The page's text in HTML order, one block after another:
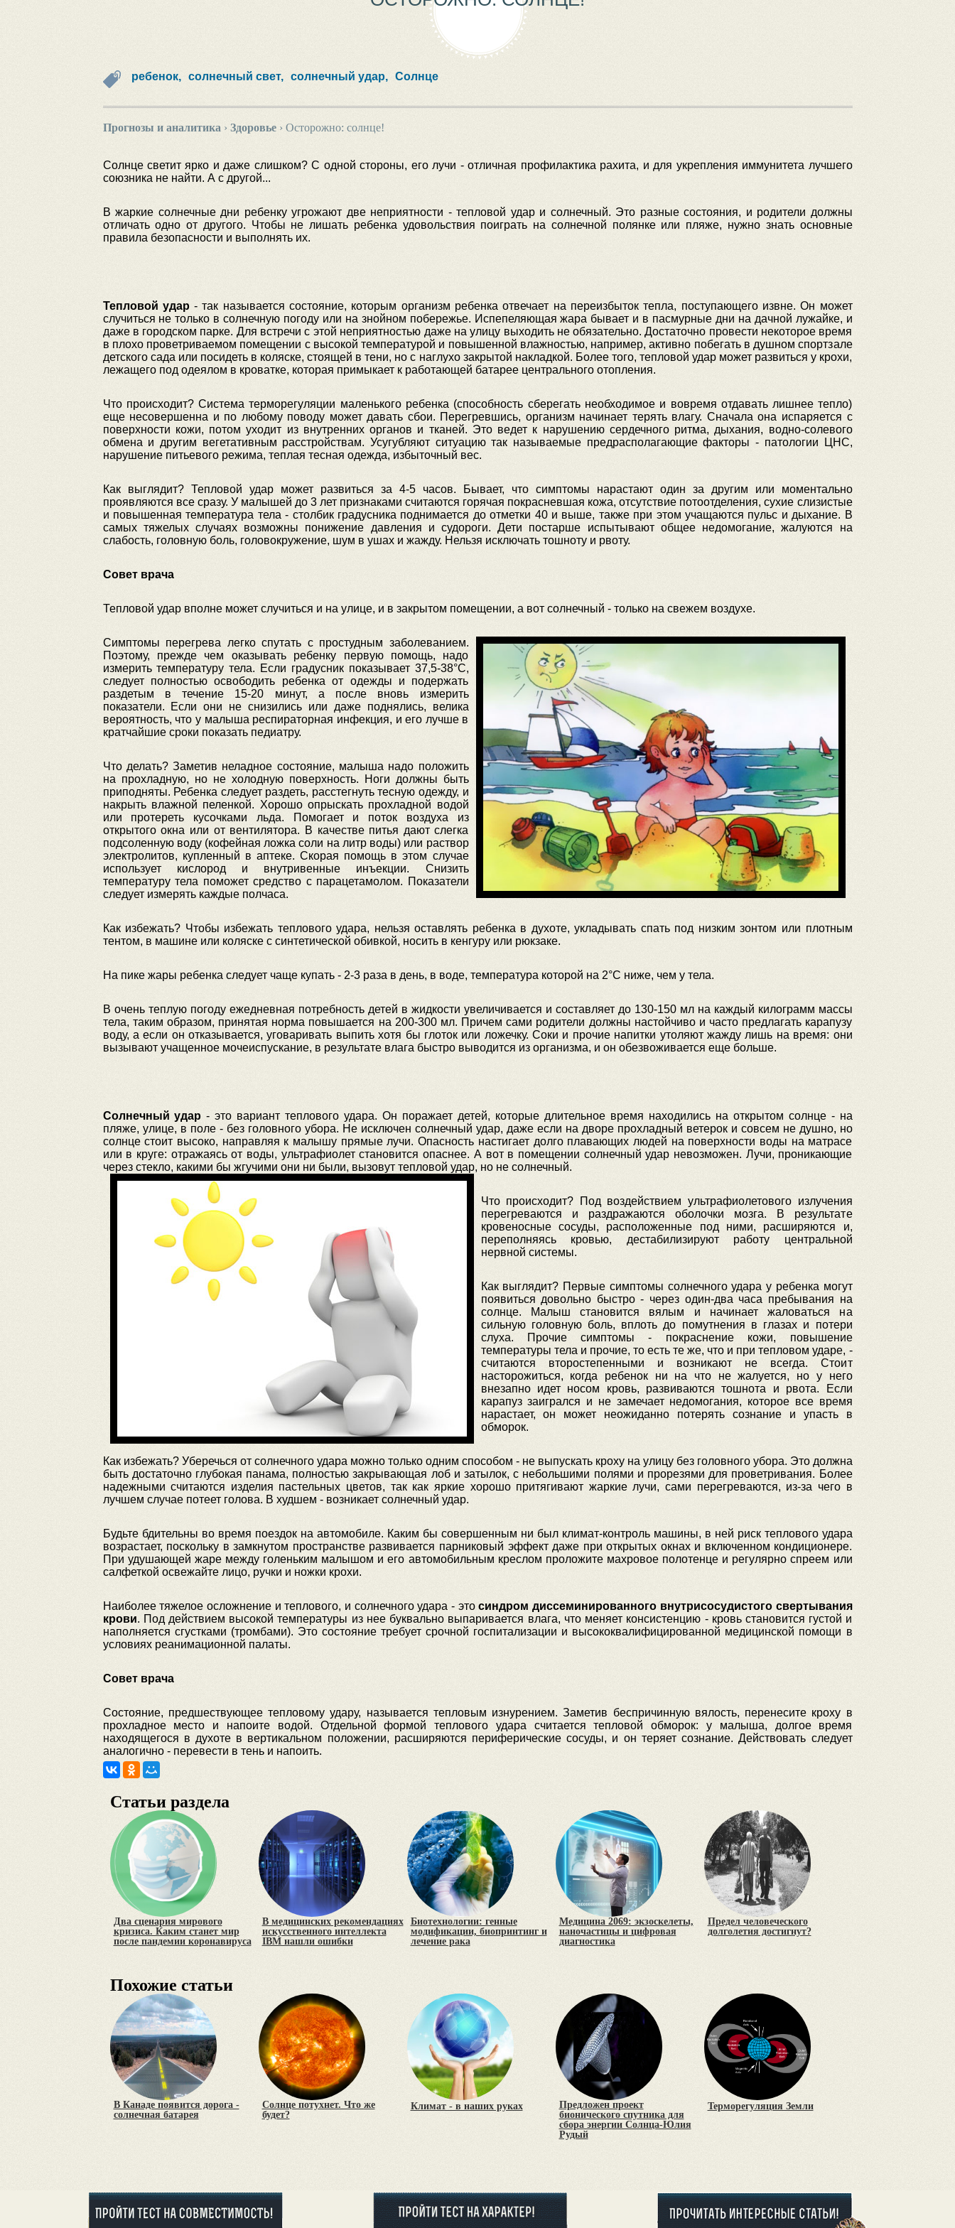
ребенок, солнечный свет, солнечный удар, Солнце
Прогнозы и аналитика › Здоровье› Осторожно: солнце!
Солнце светит ярко и даже слишком? С одной стороны, его лучи - отличная профилактика рахита, и для укрепления иммунитета лучшего
союзника не найти. А с другой...
В жаркие солнечные дни ребенку угрожают две неприятности - тепловой удар и солнечный. Это разные состояния, и родители должны
отличать одно от другого. Чтобы не лишать ребенка удовольствия поиграть на солнечной полянке или пляже, нужно знать основные
правила безопасности и выполнять их.
Тепловой удар- так называется состояние, которым организм ребенка отвечает на переизбыток тепла, поступающего извне. Он может
случиться не только в солнечную погоду или на знойном побережье. Испепеляющая жара бывает и в пасмурные дни на дачной лужайке, и
даже в городском парке. Для встречи с этой неприятностью даже на улицу выходить не обязательно. Достаточно провести некоторое время
в плохо проветриваемом помещении с высокой температурой и повышенной влажностью, например, активно побегать в душном спортзале
детского сада или посидеть в коляске, стоящей в тени, но с наглухо закрытой накладкой. Более того, тепловой удар может развиться у крохи,
лежащего под одеялом в кроватке, которая примыкает к работающей батарее центрального отопления.
Что происходит? Система терморегуляции маленького ребенка (способность сберегать необходимое и вовремя отдавать лишнее тепло)
еще несовершенна и по любому поводу может давать сбои. Перегревшись, организм начинает терять влагу. Сначала она испаряется с
поверхности кожи, потом уходит из внутренних органов и тканей. Это ведет к нарушению сердечного ритма, дыхания, водно-солевого
обмена и другим вегетативным расстройствам. Усугубляют ситуацию так называемые предрасполагающие факторы - патологии ЦНС,
нарушение питьевого режима, теплая тесная одежда, избыточный вес.
Как выглядит? Тепловой удар может развиться за 4-5 часов. Бывает, что симптомы нарастают один за другим или моментально
проявляются все сразу. У малышей до 3 лет признаками считаются горячая покрасневшая кожа, отсутствие потоотделения, сухие слизистые
и повышенная температура тела - столбик градусника поднимается до отметки 40 и выше, также при этом учащаются пульс и дыхание. В
самых тяжелых случаях возможны понижение давления и судороги. Дети постарше испытывают общее недомогание, жалуются на
слабость, головную боль, головокружение, шум в ушах и жажду. Нельзя исключать тошноту и рвоту.
Совет врача
Тепловой удар вполне может случиться и на улице, и в закрытом помещении, а вот солнечный - только на свежем воздухе.
Симптомы перегрева легко спутать с простудным заболеванием.
Поэтому, прежде чем оказывать ребенку первую помощь, надо
измерить температуру тела. Если градусник показывает 37,5-38°С,
следует полностью освободить ребенка от одежды и подержать
раздетым в течение 15-20 минут, а после вновь измерить
показатели. Если они не снизились или даже поднялись, велика
вероятность, что у малыша респираторная инфекция, и его лучше в
кратчайшие сроки показать педиатру.
Что делать? Заметив неладное состояние, малыша надо положить
на прохладную, но не холодную поверхность. Ноги должны быть
приподняты. Ребенка следует раздеть, расстегнуть тесную одежду, и
накрыть влажной пеленкой. Хорошо опрыскать прохладной водой
или протереть кусочками льда. Помогает и поток воздуха из
открытого окна или от вентилятора. В качестве питья дают слегка
подсоленную воду (кофейная ложка соли на литр воды) или раствор
электролитов, купленный в аптеке. Скорая помощь в этом случае
использует кислород и внутривенные инъекции. Снизить
температуру тела поможет средство с парацетамолом. Показатели
следует измерять каждые полчаса.
Как избежать? Чтобы избежать теплового удара, нельзя оставлять ребенка в духоте, укладывать спать под низким зонтом или плотным
тентом, в машине или коляске с синтетической обивкой, носить в кенгуру или рюкзаке.
На пике жары ребенка следует чаще купать - 2-3 раза в день, в воде, температура которой на 2°С ниже, чем у тела.
В очень теплую погоду ежедневная потребность детей в жидкости увеличивается и составляет до 130-150 мл на каждый килограмм массы
тела, таким образом, принятая норма повышается на 200-300 мл. Причем сами родители должны настойчиво и часто предлагать карапузу
воду, а если он отказывается, уговаривать выпить хотя бы глоток или ложечку. Соки и прочие напитки утоляют жажду лишь на время: они
вызывают учащенное мочеиспускание, в результате влага быстро выводится из организма, и он обезвоживается еще больше.
Солнечный удар - это вариант теплового удара. Он поражает детей, которые длительное время находились на открытом солнце - на
пляже, улице, в поле - без головного убора. Не исключен солнечный удар, даже если на дворе прохладный ветерок и совсем не душно, но
солнце стоит высоко, направляя к малышу прямые лучи. Опасность настигает долго плавающих людей на поверхности воды на матрасе
или в круге: отражаясь от воды, ультрафиолет становится опаснее. А вот в помещении солнечный удар невозможен. Лучи, проникающие
через стекло, какими бы жгучими они ни были, вызовут тепловой удар, но не солнечный.
Что происходит? Под воздействием ультрафиолетового излучения
перегреваются и раздражаются оболочки мозга. В результате
кровеносные сосуды, расположенные под ними, расширяются и,
переполняясь кровью, дестабилизируют работу центральной
нервной системы.
Как выглядит? Первые симптомы солнечного удара у ребенка могут
появиться довольно быстро - через один-два часа пребывания на
солнце. Малыш становится вялым и начинает жаловаться на
сильную головную боль, вплоть до помутнения в глазах и потери
слуха. Прочие симптомы - покраснение кожи, повышение
температуры тела и прочие, то есть те же, что и при тепловом ударе, -
считаются второстепенными и возникают не всегда. Стоит
насторожиться, когда ребенок ни на что не жалуется, но у него
внезапно идет носом кровь, развиваются тошнота и рвота. Если
карапуз заигрался и не замечает недомогания, которое все время
нарастает, он может неожиданно потерять сознание и упасть в
обморок.
Как избежать? Уберечься от солнечного удара можно только одним способом - не выпускать кроху на улицу без головного убора. Это должна
быть достаточно глубокая панама, полностью закрывающая лоб и затылок, с небольшими полями и прорезями для проветривания. Более
надежными считаются изделия пастельных цветов, так как яркие хорошо притягивают жаркие лучи, сами перегреваются, из-за чего в
лучшем случае потеет голова. В худшем - возникает солнечный удар.
Будьте бдительны во время поездок на автомобиле. Каким бы совершенным ни был климат-контроль машины, в ней риск теплового удара
возрастает, поскольку в замкнутом пространстве развивается парниковый эффект даже при открытых окнах и включенном кондиционере.
При удушающей жаре между голеньким малышом и его автомобильным креслом проложите махровое полотенце и регулярно спреем или
салфеткой освежайте лицо, ручки и ножки крохи.
Наиболее тяжелое осложнение и теплового, и солнечного удара - этосиндром диссеминированного внутрисосудистого свертывания
крови. Под действием высокой температуры из нее буквально выпаривается влага, что меняет консистенцию - кровь становится густой и
наполняется сгустками (тромбами). Это состояние требует срочной госпитализации и высококвалифицированной медицинской помощи в
условиях реанимационной палаты.
Совет врача
Состояние, предшествующее тепловому удару, называется тепловым изнурением. Заметив беспричинную вялость, перенесите кроху в
прохладное место и напоите водой. Отдельной формой теплового удара считается тепловой обморок: у малыша, долгое время
находящегося в духоте в вертикальном положении, расширяются периферические сосуды, и он теряет сознание. Действовать следует
аналогично - перевести в тень и напоить.
Статьи раздела
Два сценария мирового
кризиса. Каким станет мир
после пандемии коронавируса
В медицинских рекомендациях
искусственного интеллекта
IBM нашли ошибки
Биотехнологии: генные
модификации, биопринтинг и
лечение рака
Медицина 2069: экзоскелеты,
наночастицы и цифровая
диагностика
Предел человеческого
долголетия достигнут?
Похожие статьи
В Канаде появится дорога -
солнечная батарея
Солнце потухнет. Что же
будет?
Климат - в наших руках
Предложен проект
бионического спутника для
сбора энергии Солнца-Юлия
Рудый
Терморегуляция Земли